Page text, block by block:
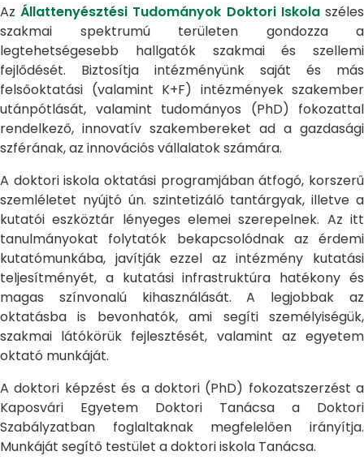
AzÁllattenyésztési Tudományok Doktori Iskolaszéles
szakmai spektrumú területen gondozza a
legtehetségesebb hallgatók szakmai és szellemi
fejlődését. Biztosítja intézményünk saját és más
felsőoktatási (valamint K+F) intézmények szakember
utánpótlását, valamint tudományos (PhD) fokozattal
rendelkező, innovatív szakembereket ad a gazdasági
szférának, az innovációs vállalatok számára.
A doktori iskola oktatási programjában átfogó, korszerű
szemléletet nyújtó ún. szintetizáló tantárgyak, illetve a
kutatói eszköztár lényeges elemei szerepelnek. Az itt
tanulmányokat folytatók bekapcsolódnak az érdemi
kutatómunkába, javítják ezzel az intézmény kutatási
teljesítményét, a kutatási infrastruktúra hatékony és
magas színvonalú kihasználását. A legjobbak az
oktatásba is bevonhatók, ami segíti személyiségük,
szakmai látókörük fejlesztését, valamint az egyetem
oktató munkáját.
A doktori képzést és a doktori (PhD) fokozatszerzést a
Kaposvári Egyetem Doktori Tanácsa a Doktori
Szabályzatban foglaltaknak megfelelően irányítja.
Munkáját segítő testület a doktori iskola Tanácsa.